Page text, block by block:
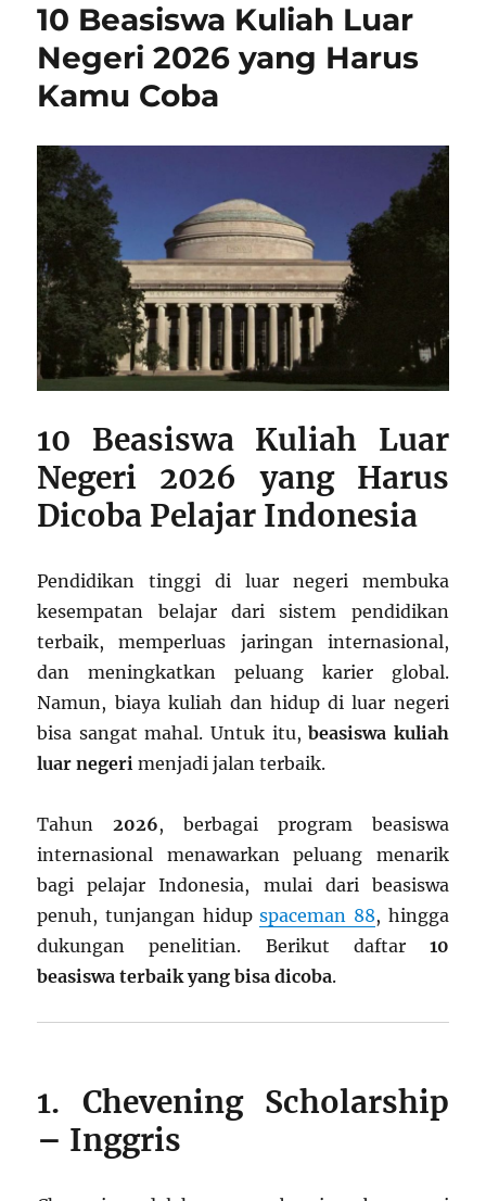
Negeri
untuk
Tahun
2026
10 Beasiswa Kuliah Luar
Negeri 2026 yang Harus
Kamu Coba
10 Beasiswa Kuliah Luar
Negeri 2026 yang Harus
Dicoba Pelajar Indonesia
Pendidikan tinggi di luar negeri membuka
kesempatan belajar dari sistem pendidikan
terbaik, memperluas jaringan internasional,
dan meningkatkan peluang karier global.
Namun, biaya kuliah dan hidup di luar negeri
bisa sangat mahal. Untuk itu,beasiswa kuliah
luar negeri menjadi jalan terbaik.
Tahun2026, berbagai program beasiswa
internasional menawarkan peluang menarik
bagi pelajar Indonesia, mulai dari beasiswa
penuh, tunjangan hidupspaceman 88, hingga
dukungan penelitian. Berikut daftar 10
beasiswa terbaik yang bisa dicoba.
1. Chevening Scholarship
– Inggris